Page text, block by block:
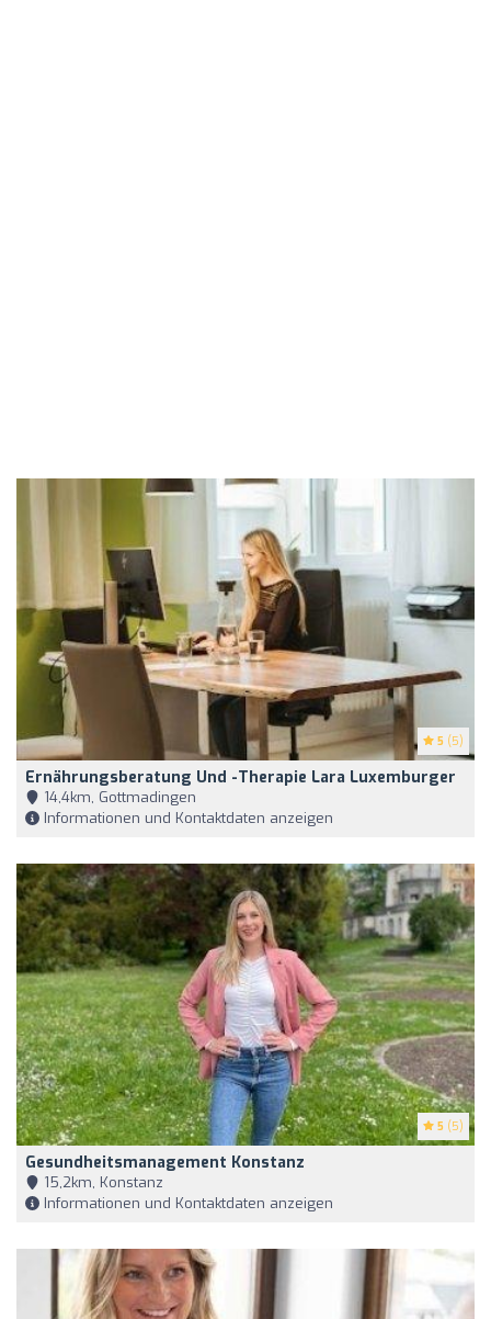
5 (5)
Ernährungsberatung Und -therapie Lara Luxemburger
14,4km, Gottmadingen
Informationen und Kontaktdaten anzeigen
5 (5)
Gesundheitsmanagement Konstanz
15,2km, Konstanz
Informationen und Kontaktdaten anzeigen